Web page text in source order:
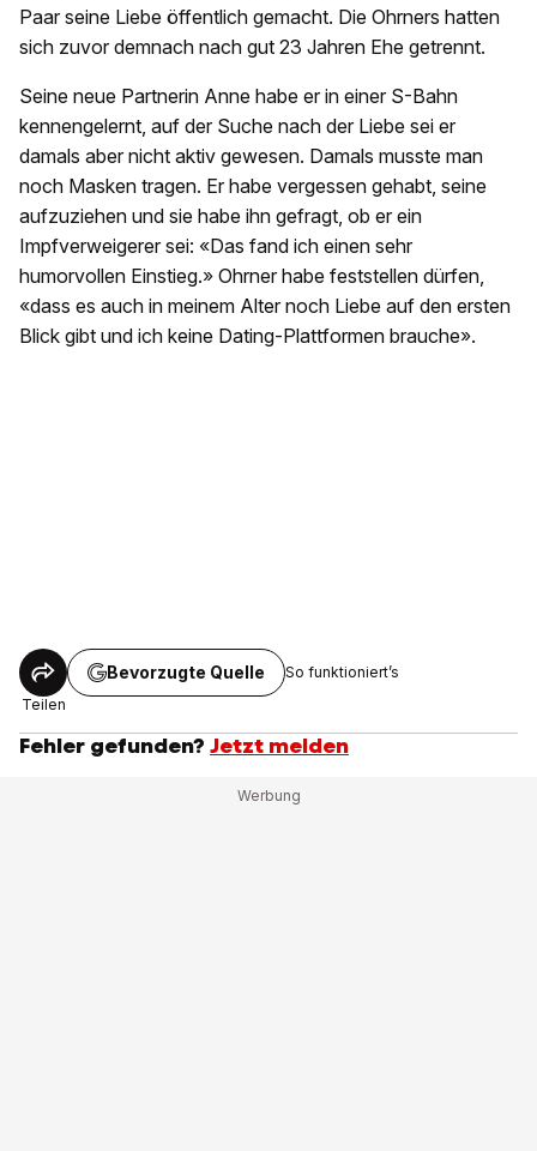
Paar seine Liebe öffentlich gemacht. Die Ohrners hatten
sich zuvor demnach nach gut 23 Jahren Ehe getrennt.
Seine neue Partnerin Anne habe er in einer S-Bahn
kennengelernt, auf der Suche nach der Liebe sei er
damals aber nicht aktiv gewesen. Damals musste man
noch Masken tragen. Er habe vergessen gehabt, seine
aufzuziehen und sie habe ihn gefragt, ob er ein
Impfverweigerer sei: «Das fand ich einen sehr
humorvollen Einstieg.» Ohrner habe feststellen dürfen,
«dass es auch in meinem Alter noch Liebe auf den ersten
Blick gibt und ich keine Dating-Plattformen brauche».
Teilen
Bevorzugte Quelle So funktioniert’s
Fehler gefunden? Jetzt melden